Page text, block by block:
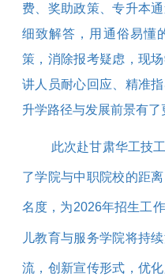
费、奖助政策、专升本
细致解答，用通俗易懂
策，消除报考疑虑，现
讲人员耐心回应、精准
升学路径与发展前景有了
此次赴甘肃华工技
了学院与中职院校的距
名度，为2026年招生工
儿教育与服务学院将持
流，创新宣传形式，优